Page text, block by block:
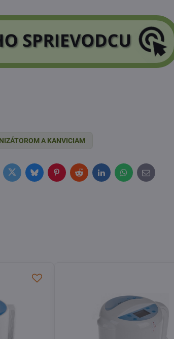
A KANVICIAM
TwitterBlueskyPinterestRedditLinkedInWhatsApp
E-
mail